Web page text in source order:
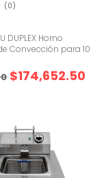
(0)
DUPLEX Horno
Convección para 10
$174,652.50